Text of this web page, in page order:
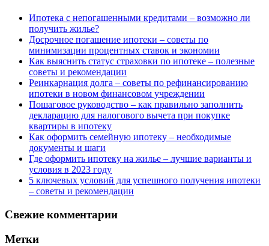
Ипотека с непогашенными кредитами – возможно ли
получить жилье?
Досрочное погашение ипотеки – советы по
минимизации процентных ставок и экономии
Как выяснить статус страховки по ипотеке – полезные
советы и рекомендации
Реинкарнация долга – советы по рефинансированию
ипотеки в новом финансовом учреждении
Пошаговое руководство – как правильно заполнить
декларацию для налогового вычета при покупке
квартиры в ипотеку
Как оформить семейную ипотеку – необходимые
документы и шаги
Где оформить ипотеку на жилье – лучшие варианты и
условия в 2023 году
5 ключевых условий для успешного получения ипотеки
– советы и рекомендации
Свежие комментарии
Метки